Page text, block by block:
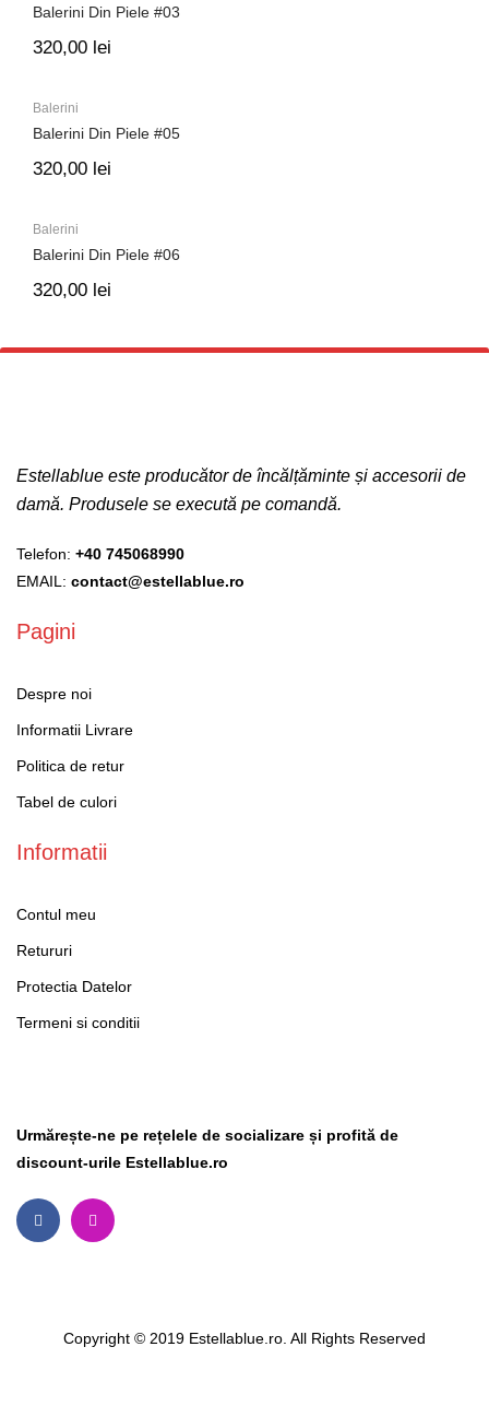
Balerini Din Piele #03
320,00 lei
Balerini
Balerini Din Piele #05
320,00 lei
Balerini
Balerini Din Piele #06
320,00 lei
Estellablue este producător de încălțăminte și accesorii de
damă. Produsele se execută pe comandă.
Telefon: +40 745068990
EMAIL: contact@estellablue.ro
Pagini
Despre noi
Informatii Livrare
Politica de retur
Tabel de culori
Informatii
Contul meu
Retururi
Protectia Datelor
Termeni si conditii
Urmărește-ne pe rețelele de socializare și profită de
discount-urile Estellablue.ro
Copyright © 2019 Estellablue.ro. All Rights Reserved